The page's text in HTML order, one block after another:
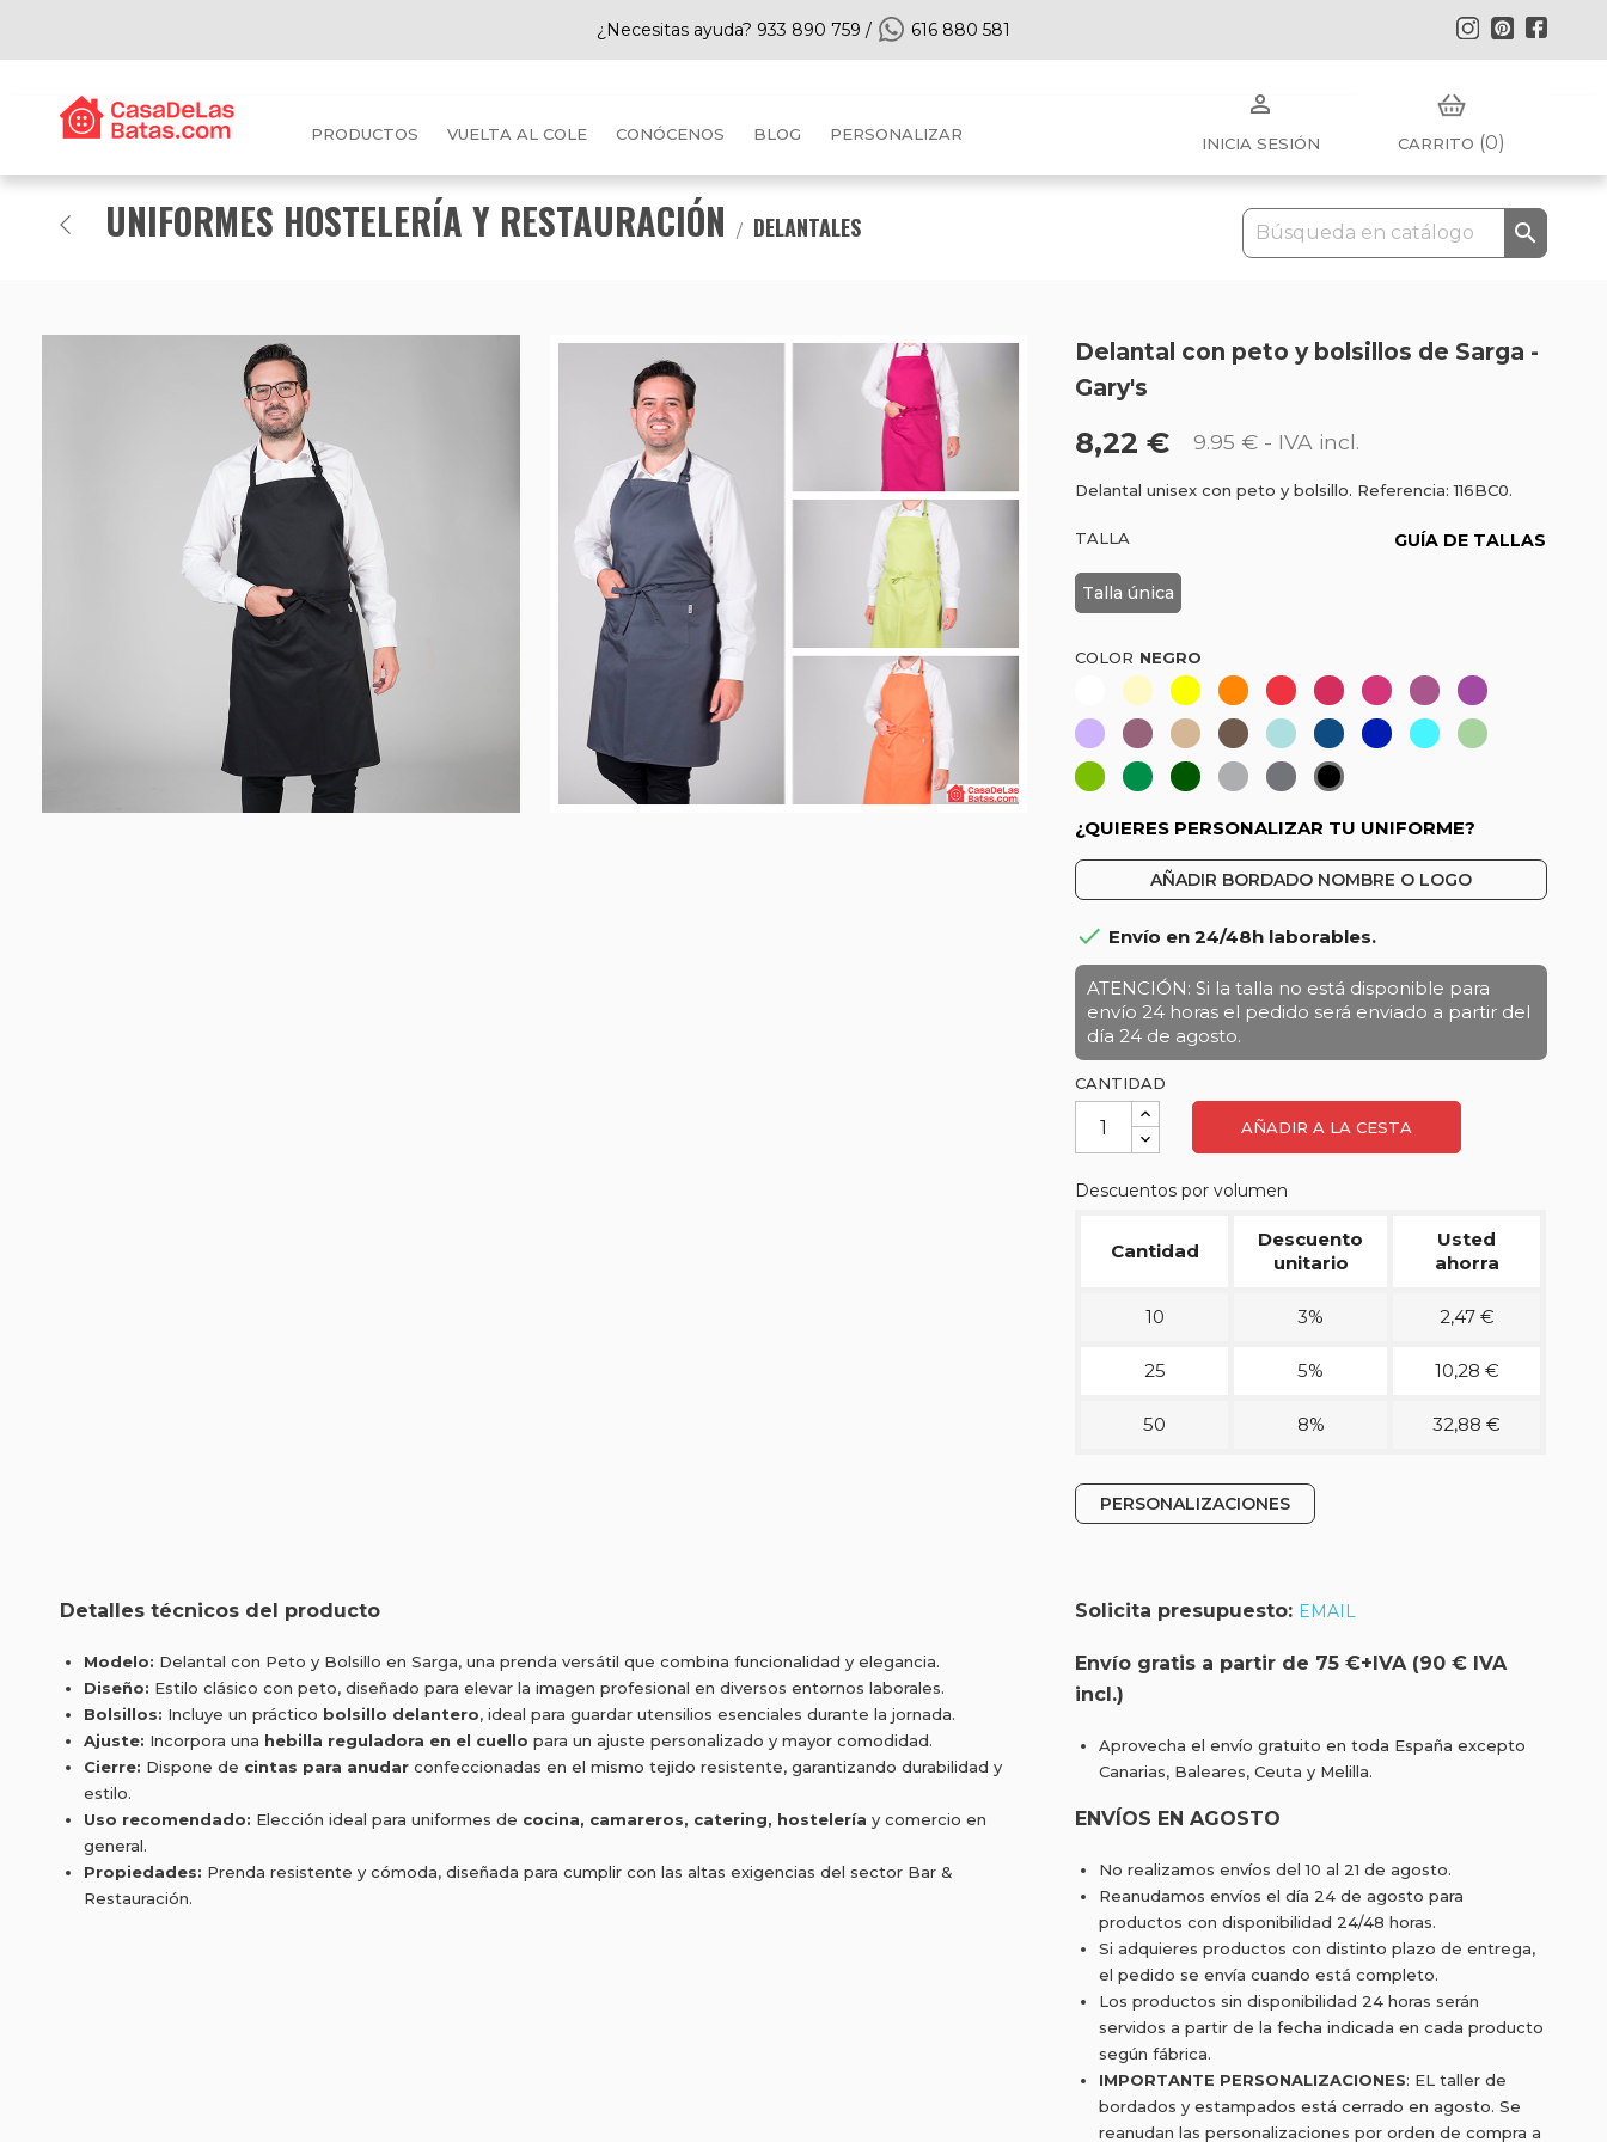
¿Necesitas ayuda? 933 890 759 / 616 880 581 Pinterest
Instagram
PRODUCTOS VUELTA AL COLE CONÓCENOS BLOG PERSONALIZAR

INICIA SESIÓN CARRITO (0)
UNIFORMES HOSTELERÍA Y RESTAURACIÓN DELANTALES 
Delantal con peto y bolsillos de Sarga -
Gary's
8,22 € 9.95 € - IVA incl.
Delantal unisex con peto y bolsillo. Referencia: 116BC0.
TALLA GUÍA DE TALLAS
Talla única
COLOR
BlancoMarfil-
Vainilla
AmarilloNaranja-
Coral
Rojo Frambuesa
FucsiaMalvaMorado
Lila
BurdeosBeige-
Crema
MarrónCelesteAzul
AzulinaTurquesaPistacho
VerdeVerdeVerdeGris
Gris
Negro
¿QUIERES PERSONALIZAR TU UNIFORME?
AÑADIR BORDADO NOMBRE O LOGO
 Envío en 24/48h laborables.
ATENCIÓN: Si la talla no está disponible para
envío 24 horas el pedido será enviado a partir del
día 24 de agosto.
CANTIDAD
AÑADIR A LA CESTA
Descuentos por volumen
Cantidad
Descuento
unitario
Usted
ahorra
10 3% 2,47 €
25 5% 10,28 €
50 8% 32,88 €
PERSONALIZACIONES
Detalles técnicos del producto
Modelo: Delantal con Peto y Bolsillo en Sarga, una prenda versátil que combina funcionalidad y elegancia.
Diseño: Estilo clásico con peto, diseñado para elevar la imagen profesional en diversos entornos laborales.
Bolsillos: Incluye un práctico bolsillo delantero, ideal para guardar utensilios esenciales durante la jornada.
Ajuste: Incorpora una hebilla reguladora en el cuello para un ajuste personalizado y mayor comodidad.
Cierre: Dispone de cintas para anudar confeccionadas en el mismo tejido resistente, garantizando durabilidad y
estilo.
Uso recomendado: Elección ideal para uniformes de cocina, camareros, catering, hostelería y comercio en
general.
Propiedades: Prenda resistente y cómoda, diseñada para cumplir con las altas exigencias del sector Bar &
Restauración.
Solicita presupuesto: EMAIL
Envío gratis a partir de 75 €+IVA (90 € IVA
incl.)
Aprovecha el envío gratuito en toda España excepto
Canarias, Baleares, Ceuta y Melilla.
ENVÍOS EN AGOSTO
No realizamos envíos del 10 al 21 de agosto.
Reanudamos envíos el día 24 de agosto para
productos con disponibilidad 24/48 horas.
Si adquieres productos con distinto plazo de entrega,
el pedido se envía cuando está completo.
Los productos sin disponibilidad 24 horas serán
servidos a partir de la fecha indicada en cada producto
según fábrica.
IMPORTANTE PERSONALIZACIONES: EL taller de
bordados y estampados está cerrado en agosto. Se
reanudan las personalizaciones por orden de compra a